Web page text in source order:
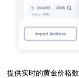
提供实时的黄金价格数